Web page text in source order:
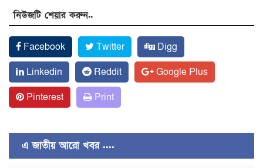
নিউজটি শেয়ার করুন..
Facebook Twitter
Digg
Linkedin
Reddit
Google Plus
Pinterest
Print
এ জাতীয় আরো খবর ....